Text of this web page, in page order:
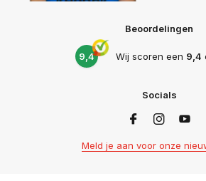
Beoordelingen
9,4 Wij scoren een 9,4
Socials
Meld je aan voor onze